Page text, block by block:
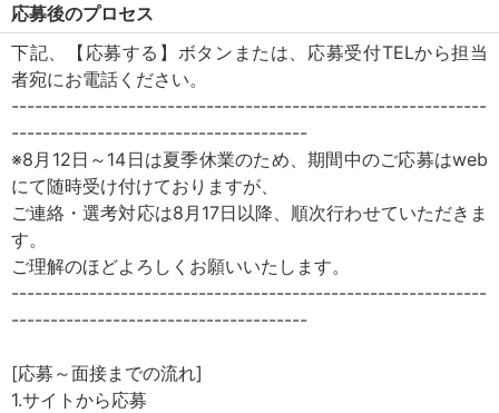
応募後のプロセス
下記、【応募する】ボタンまたは、応募受付TELから担当
者宛にお電話ください。
-------------------------------------------------------------
--------------------------------------
※8月12日～14日は夏季休業のため、期間中のご応募はweb
にて随時受け付けておりますが、
ご連絡・選考対応は8月17日以降、順次行わせていただきま
す。
ご理解のほどよろしくお願いいたします。
-------------------------------------------------------------
--------------------------------------
[応募～面接までの流れ]
1.サイトから応募